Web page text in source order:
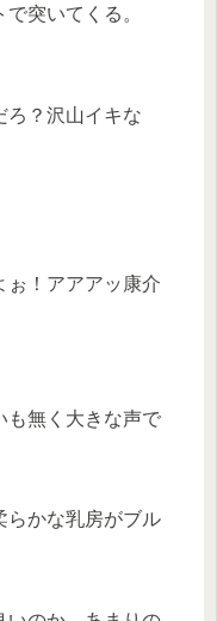
突いてくる。
ろ？沢山イキな
ぉ！アアアッ康介
も無く大きな声で
らかな乳房がブル